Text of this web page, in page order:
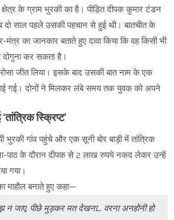
क्षेत्र के ग्राम भुरकी का है। पीड़ित दीपक कुमार टंडन
दो साल पहले उसकी पहचान से हुई थी। बातचीत के
मंत्र का जानकार बताते हुए दावा किया कि वह किसी भी
कर सकता है।
जीत लिया। इसके बाद उसकी बात नाम के एक
गई। दोनों ने मिलकर लंबे समय तक युवक को अपने
स्क्रिप्ट’
भुरकी गांव पहुंचे और एक सूनी बोर बाड़ी में तांत्रिक
पाठ के दौरान दीपक से 2 लाख रुपये नकद लेकर उन्हें
गया।
माहौल बनाते हुए कहा—
जाए, पीछे मुड़कर मत देखना… वरना अनहोनी हो